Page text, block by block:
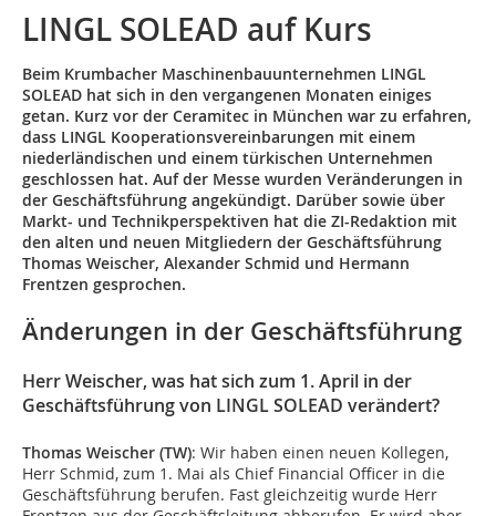
LINGL SOLEAD auf Kurs
Beim Krumbacher Maschinenbauunternehmen LINGL
SOLEAD hat sich in den vergangenen Monaten einiges
getan. Kurz vor der Ceramitec in München war zu erfahren,
dass LINGL Kooperationsvereinbarungen mit einem
niederländischen und einem türkischen Unternehmen
geschlossen hat. Auf der Messe wurden Veränderungen in
der Geschäftsführung angekündigt. Darüber sowie über
Markt- und Technikperspektiven hat die ZI-Redaktion mit
den alten und neuen Mitgliedern der Geschäftsführung
Thomas Weischer, Alexander Schmid und Hermann
Frentzen gesprochen.
Änderungen in der Geschäftsführung
Herr Weischer, was hat sich zum 1. April in der
Geschäftsführung von LINGL SOLEAD verändert?
Thomas Weischer (TW): Wir haben einen neuen Kollegen,
Herr Schmid, zum 1. Mai als Chief Financial Officer in die
Geschäftsführung berufen. Fast gleichzeitig wurde Herr